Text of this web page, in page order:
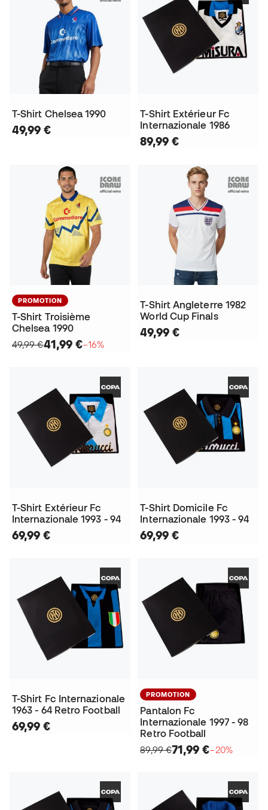
T-Shirt Chelsea 1990
49,99 €
T-Shirt Extérieur Fc
Internazionale 1986
89,99 €
PROMOTION
T-Shirt Troisième
Chelsea 1990
49,99 €41,99 €−16%
T-Shirt Angleterre 1982
World Cup Finals
49,99 €
T-Shirt Extérieur Fc
Internazionale 1993 - 94
69,99 €
T-Shirt Domicile Fc
Internazionale 1993 - 94
69,99 €
T-Shirt Fc Internazionale
1963 - 64 Retro Football
69,99 €
PROMOTION
Pantalon Fc
Internazionale 1997 - 98
Retro Football
89,99 €71,99 €−20%